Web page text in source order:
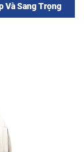
Và Sang Trọng